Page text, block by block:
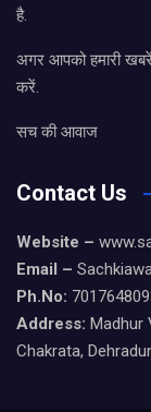
है.
अगर आपको हमारी
करें.
सच की आवाज
Contact Us
Website –
Email –
Ph.No:
Address: Madhur
Chakrata,